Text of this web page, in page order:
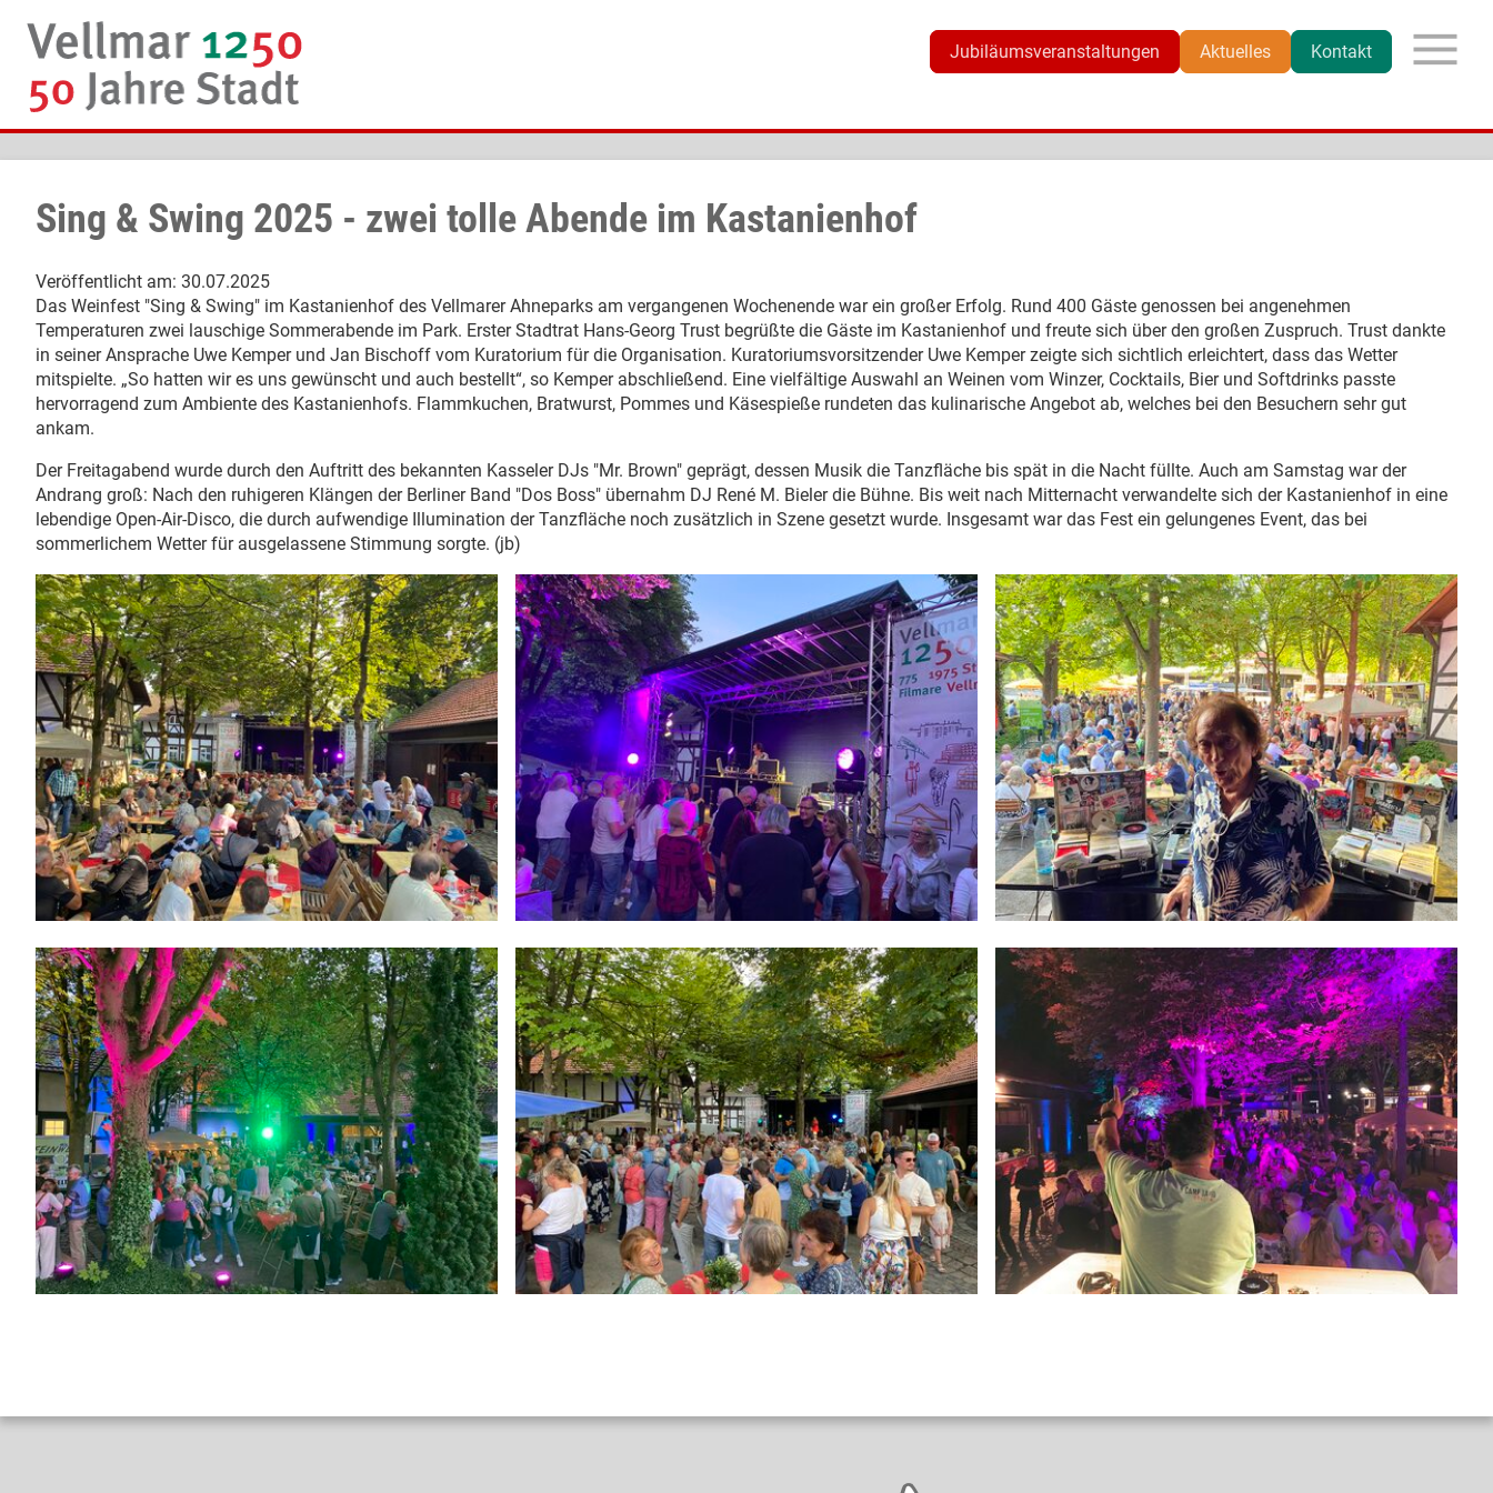
Jubiläumsveranstaltungen Aktuelles Kontakt
Sing & Swing 2025 - zwei tolle Abende im Kastanienhof
Veröffentlicht am: 30.07.2025
Das Weinfest "Sing & Swing" im Kastanienhof des Vellmarer Ahneparks am vergangenen Wochenende war ein großer Erfolg. Rund 400 Gäste genossen bei angenehmen
Temperaturen zwei lauschige Sommerabende im Park. Erster Stadtrat Hans-Georg Trust begrüßte die Gäste im Kastanienhof und freute sich über den großen Zuspruch. Trust dankte
in seiner Ansprache Uwe Kemper und Jan Bischoff vom Kuratorium für die Organisation. Kuratoriumsvorsitzender Uwe Kemper zeigte sich sichtlich erleichtert, dass das Wetter
mitspielte. „So hatten wir es uns gewünscht und auch bestellt“, so Kemper abschließend. Eine vielfältige Auswahl an Weinen vom Winzer, Cocktails, Bier und Softdrinks passte
hervorragend zum Ambiente des Kastanienhofs. Flammkuchen, Bratwurst, Pommes und Käsespieße rundeten das kulinarische Angebot ab, welches bei den Besuchern sehr gut
ankam.
Der Freitagabend wurde durch den Auftritt des bekannten Kasseler DJs "Mr. Brown" geprägt, dessen Musik die Tanzfläche bis spät in die Nacht füllte. Auch am Samstag war der
Andrang groß: Nach den ruhigeren Klängen der Berliner Band "Dos Boss" übernahm DJ René M. Bieler die Bühne. Bis weit nach Mitternacht verwandelte sich der Kastanienhof in eine
lebendige Open-Air-Disco, die durch aufwendige Illumination der Tanzfläche noch zusätzlich in Szene gesetzt wurde. Insgesamt war das Fest ein gelungenes Event, das bei
sommerlichem Wetter für ausgelassene Stimmung sorgte. (jb)